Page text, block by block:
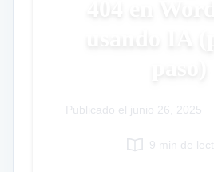
Danish
Publicado el junio 26, 2025
9 min de